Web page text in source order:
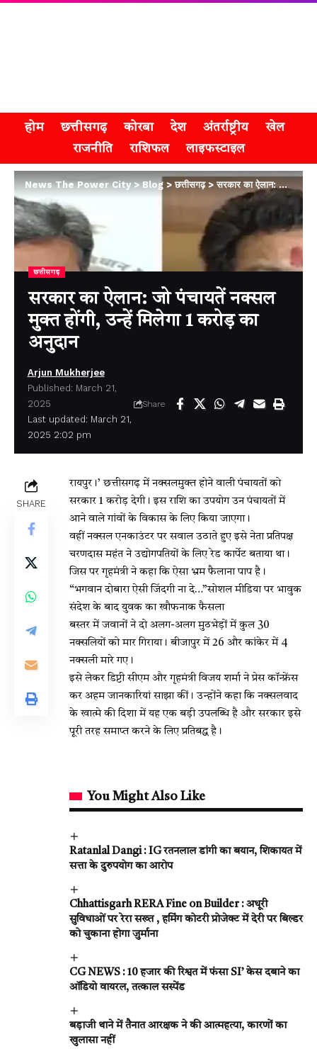
होम छत्तीसगढ़ कोरबा देश अंतर्राष्ट्रीय
खेल
राजनीति
राशिफल लाइफस्टाइल
News The Power City>Blog >छत्तीसगढ़>सरकार का ऐलान: जो पंचायतें नक्सल मुक्त होंगी, उन्हें मिलेगा 1 करोड़ का अनुदान
छत्तीसगढ़
सरकार का ऐलान: जो पंचायतें नक्सल
मुक्त होंगी, उन्हें मिलेगा 1 करोड़ का
अनुदान
Last updated: March 21,
2025 2:02 pm
Arjun Mukherjee
Published: March 21,
2025
Share
SHARE
रायपुर।’ छत्तीसगढ़ में नक्सलमुक्त होने वाली पंचायतों को
सरकार 1 करोड़ देगी। इस राशि का उपयोग उन पंचायतों में
आने वाले गांवों के विकास के लिए किया जाएगा।
वहीं नक्सल एनकाउंटर पर सवाल उठाते हुए इसे नेता प्रतिपक्ष
चरणदास महंत ने उद्योगपतियों के लिए रेड कार्पेट बताया था।
जिस पर गृहमंत्री ने कहा कि ऐसा भ्रम फैलाना पाप है।
“भगवान दोबारा ऐसी जिंदगी ना दे…”सोशल मीडिया पर भावुक
संदेश के बाद युवक का खौफनाक फैसला
बस्तर में जवानों ने दो अलग-अलग मुठभेड़ों में कुल 30
नक्सलियों को मार गिराया। बीजापुर में 26 और कांकेर में 4
नक्सली मारे गए।
इसे लेकर डिप्टी सीएम और गृहमंत्री विजय शर्मा ने प्रेस कॉन्फ्रेंस
कर अहम जानकारियां साझा कीं। उन्होंने कहा कि नक्सलवाद
के खात्मे की दिशा में यह एक बड़ी उपलब्धि है और सरकार इसे
पूरी तरह समाप्त करने के लिए प्रतिबद्ध है।
You Might Also Like
Ratanlal Dangi : IG रतनलाल डांगी का बयान, शिकायत में
सत्ता के दुरुपयोग का आरोप
Chhattisgarh RERA Fine on Builder : अधूरी
सुविधाओं पर रेरा सख्त , हमिंग कोटरी प्रोजेक्ट में देरी पर बिल्डर
को चुकाना होगा जुर्माना
CG NEWS : 10 हजार की रिश्वत में फंसा SI’ केस दबाने का
ऑडियो वायरल, तत्काल सस्पेंड
बड़ाजी थाने में तैनात आरक्षक ने की आत्महत्या, कारणों का
खुलासा नहीं